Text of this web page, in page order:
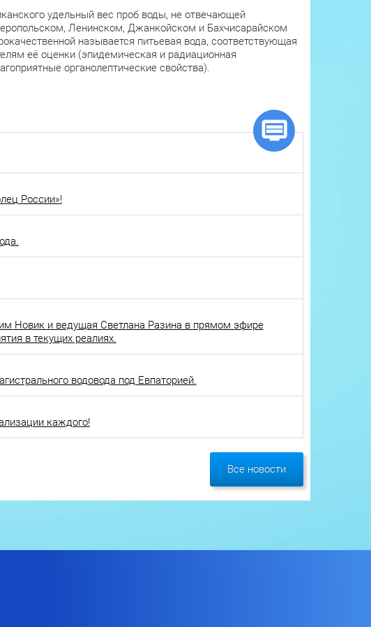
удельный вес проб воды, не отвечающей
Ленинском, Джанкойском и Бахчисарайском
называется питьевая вода, соответствующая
её оценки (эпидемическая и радиационная
органолептические свойства).
России»!
Новик и ведущая Светлана Разина в прямом эфире
в текущих реалиях.
водовода под Евпаторией.
каждого!
Все новости